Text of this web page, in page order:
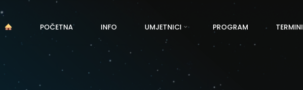
POČETNA INFO UMJETNICI PROGRAM TERMINI